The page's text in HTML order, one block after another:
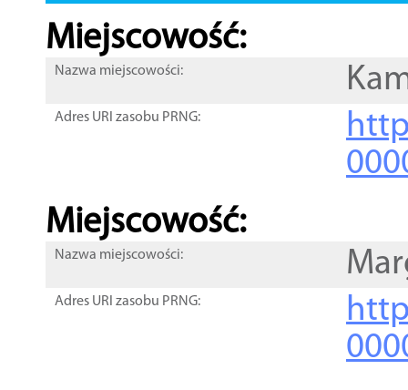
Miejscowość:
Nazwa miejscowości:
Adres URI zasobu PRNG:
Miejscowość:
Nazwa miejscowości:
Adres URI zasobu PRNG: